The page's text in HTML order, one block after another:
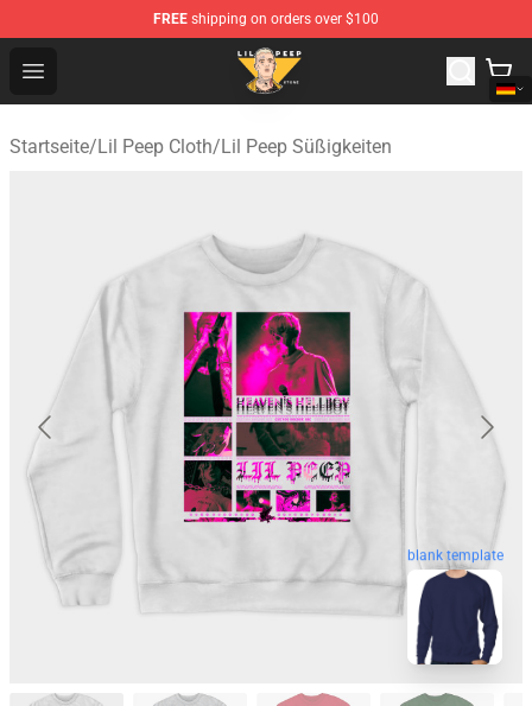
FREE shipping on orders over $100
Open menu
Lil Peep Store - Official Lil Peep Merchandise Shop
Startseite/Lil Peep Cloth/Lil Peep Süßigkeiten
blank template